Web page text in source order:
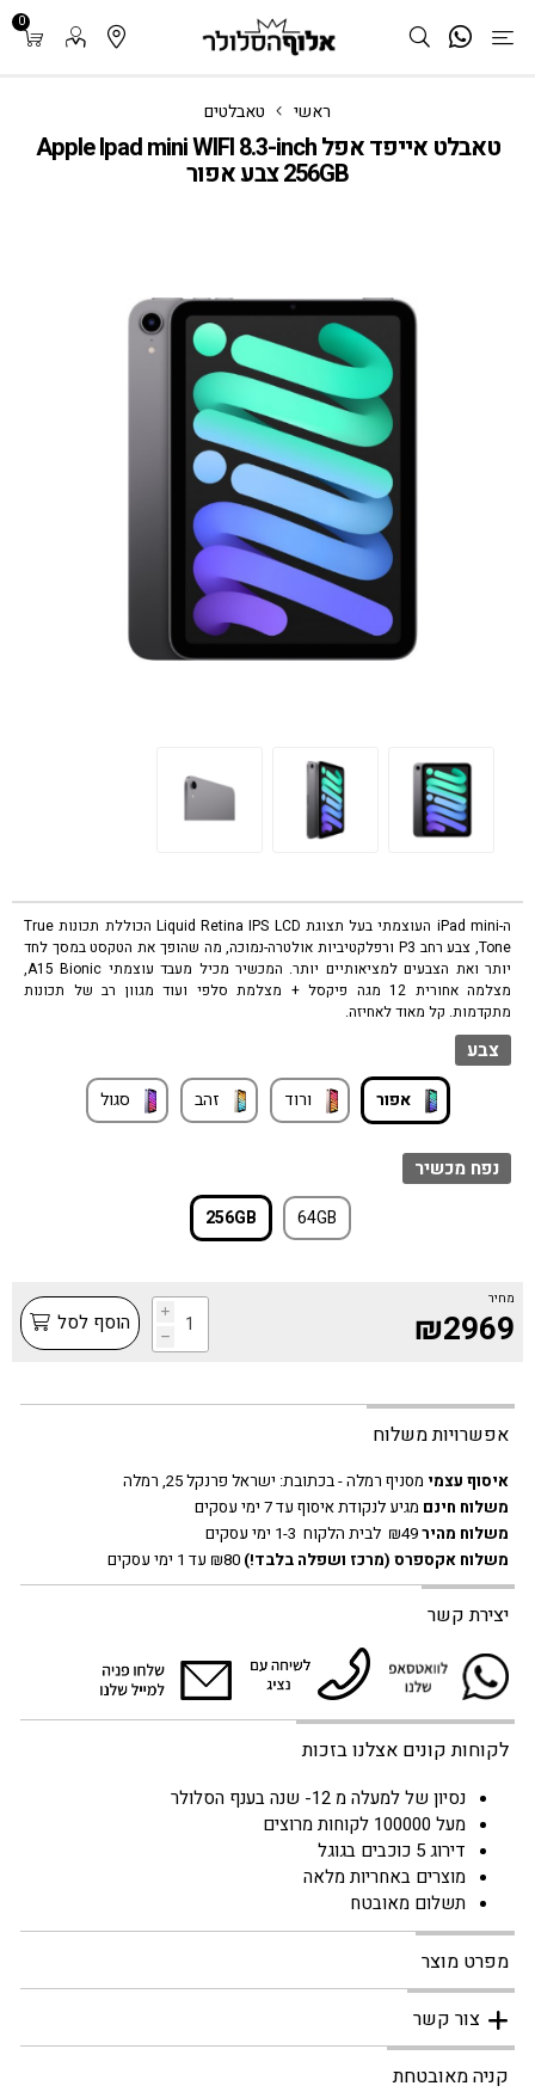
0
ראשי טאבלטים
טאבלט אייפד אפל Apple Ipad mini WIFI 8.3-inch
256GB צבע אפור
ה-iPad mini העוצמתי בעל תצוגת Liquid Retina IPS LCD הכוללת תכונות True
Tone, צבע רחב P3 ורפלקטיביות אולטרה-נמוכה, מה שהופך את הטקסט במסך לחד
יותר ואת הצבעים למציאותיים יותר. המכשיר מכיל מעבד עוצמתי A15 Bionic,
מצלמה אחורית 12 מגה פיקסל + מצלמת סלפי ועוד מגוון רב של תכונות
מתקדמות. קל מאוד לאחיזה.
צבע
אפור ורוד זהב סגול
נפח מכשיר
64GB
256GB
מחיר
₪2969
i
h הוסף לסל
אפשרויות משלוח
איסוף עצמי מסניף רמלה - בכתובת: ישראל פרנקל 25, רמלה
משלוח חינם מגיע לנקודת איסוף עד 7 ימי עסקים
משלוח מהיר
משלוח אקספרס (מרכז ושפלה בלבד!)
יצירת קשר
לקוחות קונים אצלנו בזכות
נסיון של למעלה מ 12- שנה בענף הסלולר
מעל 100000 לקוחות מרוצים
דירוג 5 כוכבים בגוגל
מוצרים באחריות מלאה
תשלום מאובטח
מפרט מוצר
צור קשר
קניה מאובטחת